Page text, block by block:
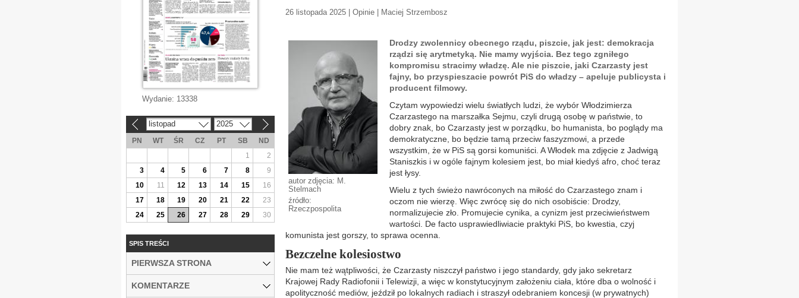
26 listopada 2025 | Opinie | Maciej Strzembosz
autor zdjęcia: M.
Stelmach
źródło:
Rzeczpospolita
Drodzy zwolennicy obecnego rządu, piszcie, jak jest: demokracja
rządzi się arytmetyką. Nie mamy wyjścia. Bez tego zgniłego
kompromisu stracimy władzę. Ale nie piszcie, jaki Czarzasty jest
fajny, bo przyspieszacie powrót PiS do władzy – apeluje publicysta i
producent filmowy.
Czytam wypowiedzi wielu światłych ludzi, że wybór Włodzimierza
Czarzastego na marszałka Sejmu, czyli drugą osobę w państwie, to
dobry znak, bo Czarzasty jest w porządku, bo humanista, bo poglądy ma
demokratyczne, bo będzie tamą przeciw faszyzmowi, a przede
wszystkim, że w PiS są gorsi komuniści. A Włodek ma zdjęcie z Jadwigą
Staniszkis i w ogóle fajnym kolesiem jest, bo miał kiedyś afro, choć teraz
jest łysy.
Wielu z tych świeżo nawróconych na miłość do Czarzastego znam i
oczom nie wierzę. Więc zwrócę się do nich osobiście: Drodzy,
normalizujecie zło. Promujecie cynika, a cynizm jest przeciwieństwem
wartości. De facto usprawiedliwiacie praktyki PiS, bo kwestia, czyj
komunista jest gorszy, to sprawa ocenna.
Bezczelne kolesiostwo
Nie mam też wątpliwości, że Czarzasty niszczył państwo i jego standardy, gdy jako sekretarz
Krajowej Rady Radiofonii i Telewizji, a więc w konstytucyjnym założeniu ciała, które dba o wolność i
apolityczność mediów, jeździł po lokalnych radiach i straszył odebraniem koncesji (w prywatnych)
Wydanie: 13338
listopad 2025
PN WT ŚR CZ PT SB
ND
1
2
3
4 5 6 7 8
9
10
11 12 13 14 15
16
17
18 19 20 21 22
23
24
25 26 27 28 29 30
SPIS TREŚCI
PIERWSZA STRONA
KOMENTARZE